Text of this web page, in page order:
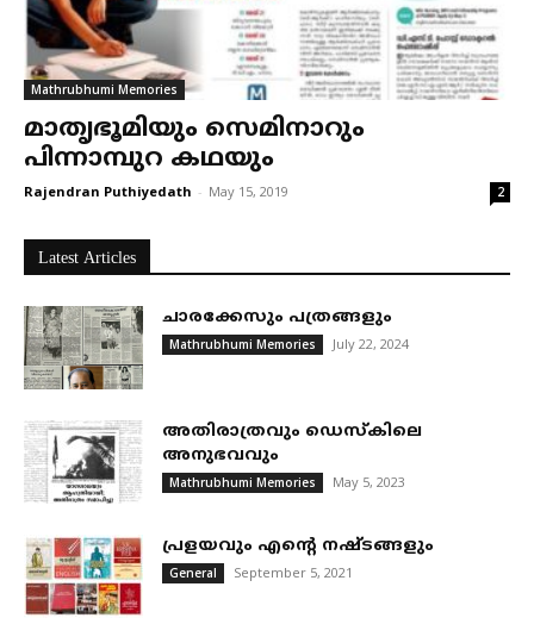
Mathrubhumi Memories
മാതൃഭൂമിയും സെമിനാറും
പിന്നാമ്പുറ കഥയും
Rajendran Puthiyedath - May 15, 2019 2
Latest Articles
ചാരക്കേസും പത്രങ്ങളും
Mathrubhumi Memories July 22, 2024
അതിരാത്രവും ഡെസ്കിലെ
അനുഭവവും
Mathrubhumi Memories May 5, 2023
പ്രളയവും എന്റെ നഷ്ടങ്ങളും
General September 5, 2021